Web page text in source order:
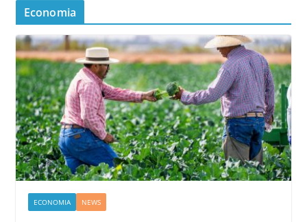
Economia
ECONOMIA NEWS